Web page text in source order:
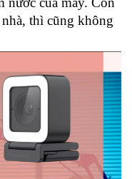
thì cũng không